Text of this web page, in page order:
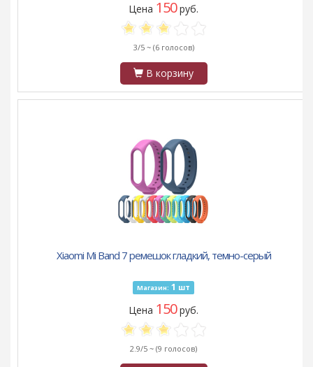
Цена 150руб.
3/5 ~ (6 голосов)
В корзину
Xiaomi Mi Band 7 ремешок гладкий, темно-серый
Магазин: 1 шт
Цена 150руб.
2.9/5 ~ (9 голосов)